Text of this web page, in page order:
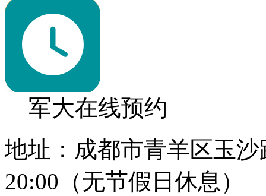
军大在线预约
地址：成都市青羊区玉
20:00（无节假日休息）